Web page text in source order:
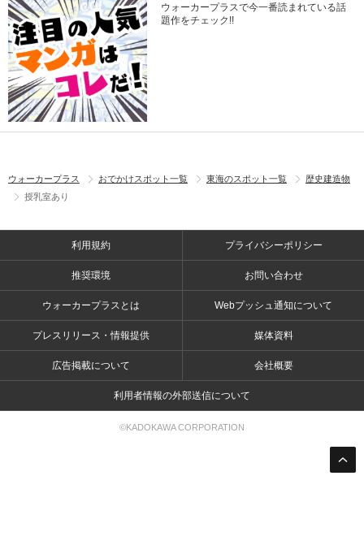
ウォーカープラスで今一番読まれている話
題作をチェック!!
ウォーカープラス おでかけスポット一覧 東海のスポット一覧
歴史建造物
授乳室あり
利用規約 プライバシーポリシー
推奨環境 お問い合わせ
ウォーカープラスとは Webプッシュ通知について
プレスリリース・情報提供 媒体資料
広告掲載について 会社概要
利用者情報の外部送信について
©KADOKAWA CORPORATION